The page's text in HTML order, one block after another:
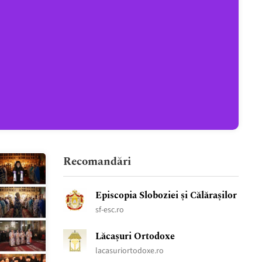
Recomandări
Episcopia Sloboziei și Călărașilor
sf-esc.ro
Lăcașuri Ortodoxe
lacasuriortodoxe.ro